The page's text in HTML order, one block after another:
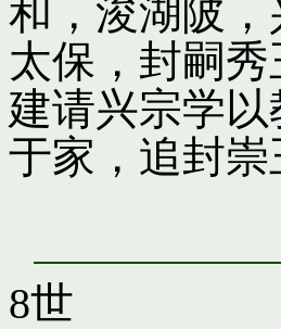
和，浚湖陂
太保，封嗣
建请兴宗学
于家，追封
8世